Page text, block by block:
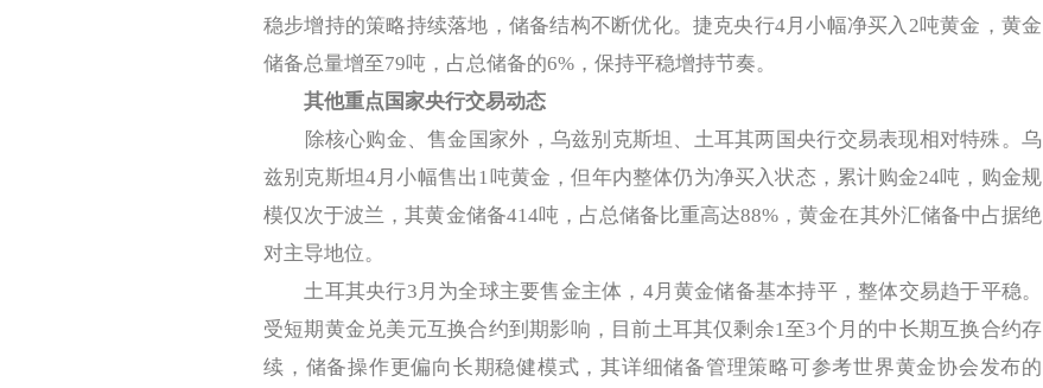
稳步增持的策略持续落地，储备结构不断优化。捷克央行4月小幅净买入2吨黄金，黄金
储备总量增至79吨，占总储备的6%，保持平稳增持节奏。
其他重点国家央行交易动态
除核心购金、售金国家外，乌兹别克斯坦、土耳其两国央行交易表现相对特殊。乌
兹别克斯坦4月小幅售出1吨黄金，但年内整体仍为净买入状态，累计购金24吨，购金规
模仅次于波兰，其黄金储备414吨，占总储备比重高达88%，黄金在其外汇储备中占据绝
对主导地位。
土耳其央行3月为全球主要售金主体，4月黄金储备基本持平，整体交易趋于平稳。
受短期黄金兑美元互换合约到期影响，目前土耳其仅剩余1至3个月的中长期互换合约存
续，储备操作更偏向长期稳健模式，其详细储备管理策略可参考世界黄金协会发布的